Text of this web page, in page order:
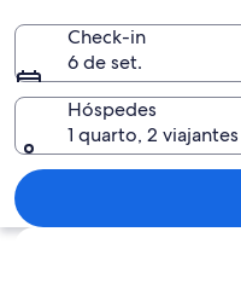
Check-in
6 de set.
Hóspedes
1 quarto, 2 viajantes
Explorar mapa